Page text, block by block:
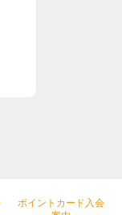
ポイントカード入会